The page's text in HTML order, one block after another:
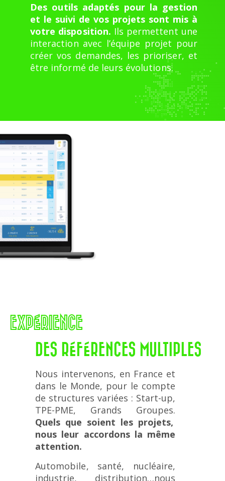
Des outils adaptés pour la gestion
et le suivi de vos projets sont mis à
votre disposition. Ils permettent une
interaction avec l’équipe projet pour
créer vos demandes, les prioriser, et
être informé de leurs évolutions.
EXPÉRIENCE
DES RÉFÉRENCES MULTIPLES
Nous intervenons, en France et
dans le Monde, pour le compte
de structures variées : Start-up,
TPE-PME, Grands Groupes.
Quels que soient les projets,
nous leur accordons la même
attention.
Automobile, santé, nucléaire,
industrie, distribution…nous